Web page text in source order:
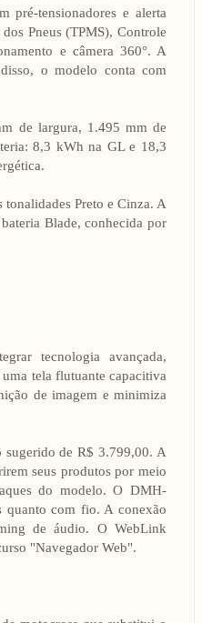
pré-tensionadores e alerta
Pneus (TPMS), Controle
e câmera 360°. A
o modelo conta com
de largura, 1.495 mm de
8,3 kWh na GL e 18,3
Preto e Cinza. A
Blade, conhecida por
tecnologia avançada,
tela flutuante capacitiva
de imagem e minimiza
de R$ 3.799,00. A
seus produtos por meio
do modelo. O DMH-
quanto com fio. A conexão
de áudio. O WebLink
"Navegador Web".